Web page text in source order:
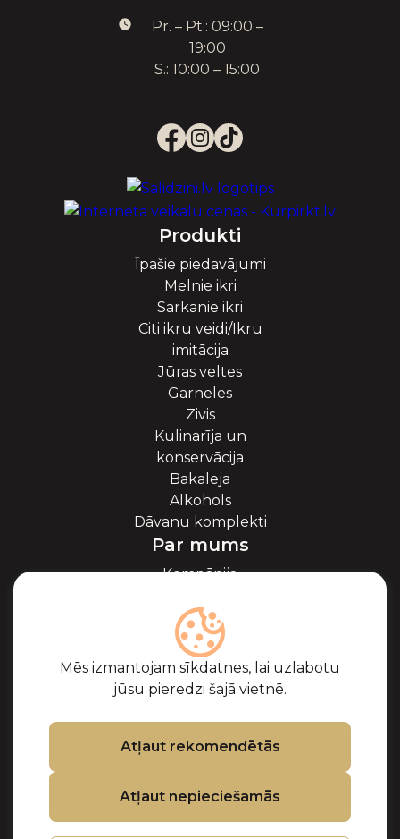
Mēs izmantojam sīkdatnes, lai uzlabotu
jūsu pieredzi šajā vietnē.
Atļaut rekomendētās
Atļaut nepieciešamās
Pr. – Pt.: 09:00 –
19:00
S.: 10:00 – 15:00
Produkti
Īpašie piedavājumi
Melnie ikri
Sarkanie ikri
Citi ikru veidi/Ikru
imitācija
Jūras veltes
Garneles
Zivis
Kulinarīja un
konservācija
Bakaleja
Alkohols
Dāvanu komplekti
Par mums
Kompānija
Blogs
Sadarbība
Partneri
Sertifikāti
Biežāk uzdotie
jautājumi
Atbalsts
Pirkuma noteikumi
Privātuma politika